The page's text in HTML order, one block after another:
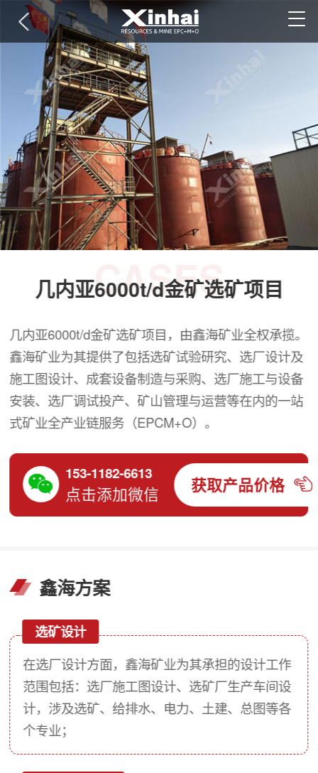
CASES
几内亚6000t/d金矿选矿项目
几内亚6000t/d金矿选矿项目，由鑫海矿业全权承揽。
鑫海矿业为其提供了包括选矿试验研究、选厂设计及
施工图设计、成套设备制造与采购、选厂施工与设备
安装、选厂调试投产、矿山管理与运营等在内的一站
式矿业全产业链服务（EPCM+O）。
153-1182-6613
点击添加微信 获取产品价格
鑫海方案
选矿设计
在选厂设计方面，鑫海矿业为其承担的设计工作
范围包括：选厂施工图设计、选矿厂生产车间设
计，涉及选矿、给排水、电力、土建、总图等各
个专业；